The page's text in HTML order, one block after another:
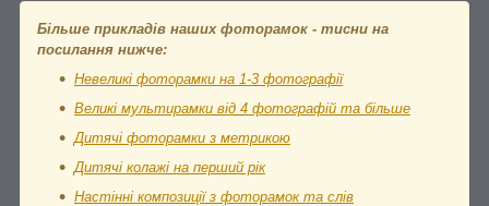
Більше прикладів наших фоторамок - тисни на
посилання нижче:
Невеликі фоторамки на 1-3 фотографії
Великі мультирамки від 4 фотографій та більше
Дитячі фоторамки з метрикою
Дитячі колажі на перший рік
Настінні композиції з фоторамок та слів